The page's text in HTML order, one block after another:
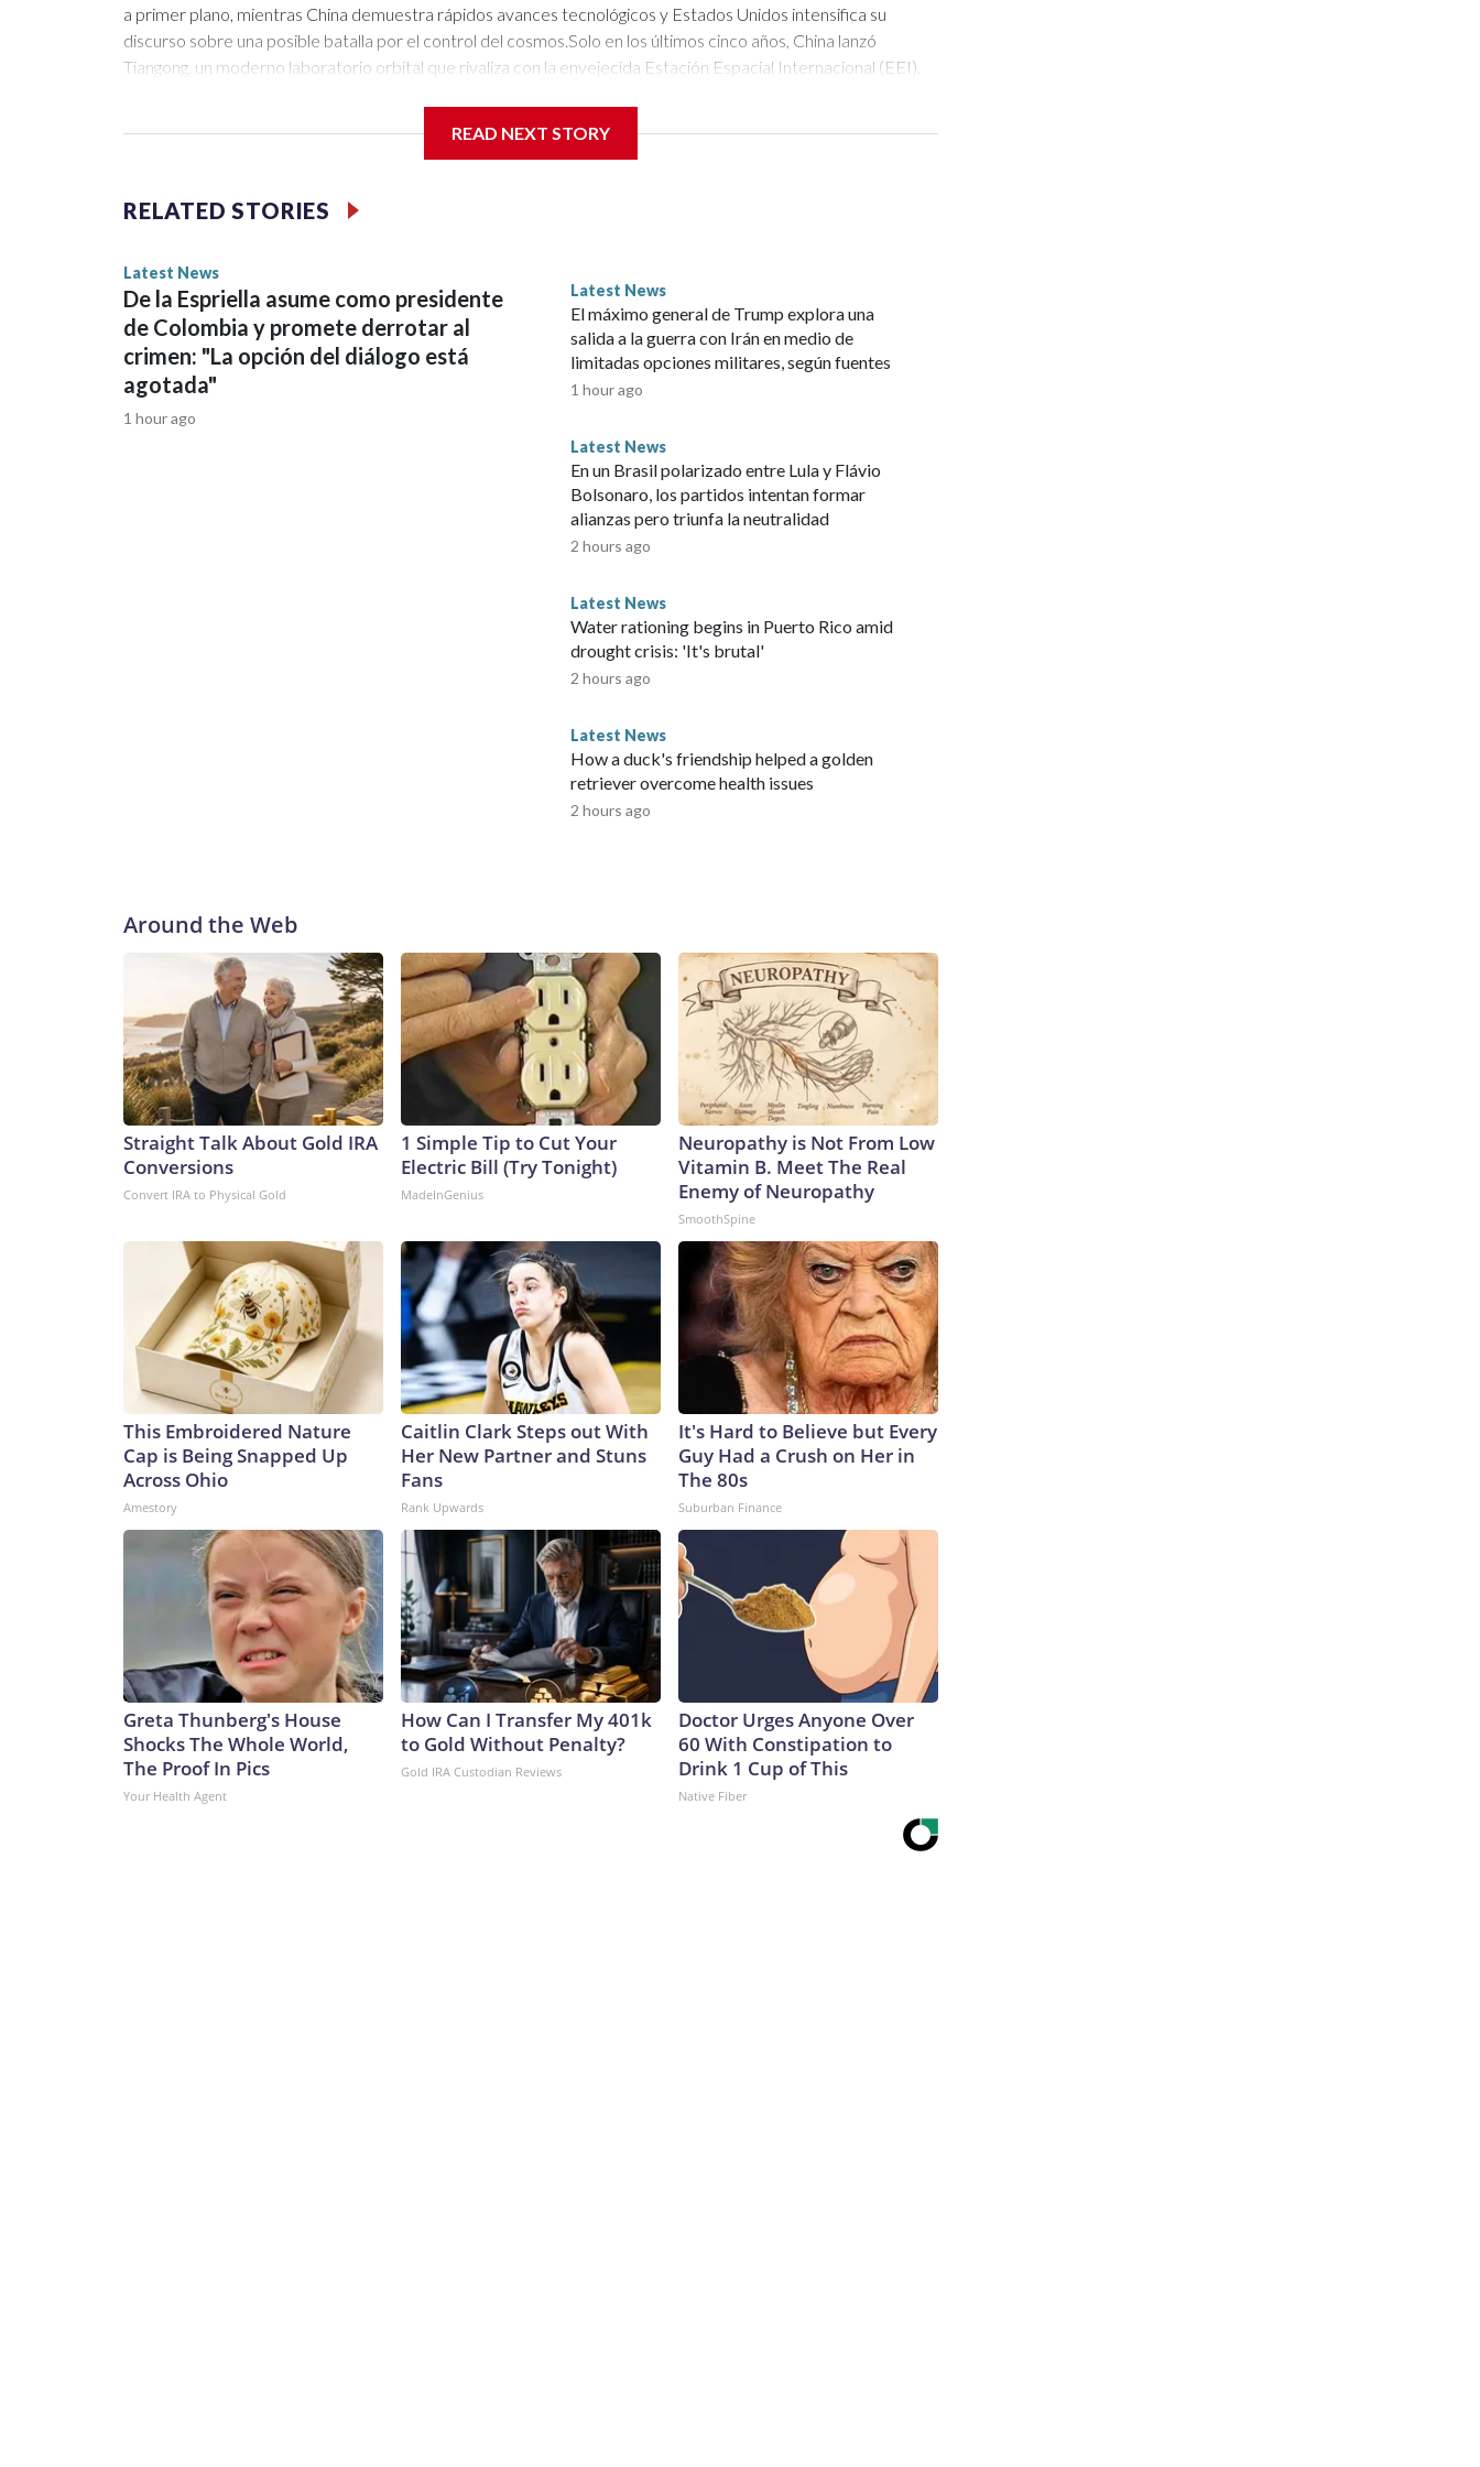
READ NEXT STORY
RELATED STORIES
Latest News
De la Espriella asume como presidente
de Colombia y promete derrotar al
crimen: "La opción del diálogo está
agotada"
1 hour ago
Latest News
El máximo general de Trump explora una
salida a la guerra con Irán en medio de
limitadas opciones militares, según fuentes
1 hour ago
Latest News
En un Brasil polarizado entre Lula y Flávio
Bolsonaro, los partidos intentan formar
alianzas pero triunfa la neutralidad
2 hours ago
Latest News
Water rationing begins in Puerto Rico amid
drought crisis: 'It's brutal'
2 hours ago
Latest News
How a duck's friendship helped a golden
retriever overcome health issues
2 hours ago
Around the Web
Straight Talk About Gold IRA
Conversions
Convert IRA to Physical Gold
1 Simple Tip to Cut Your
Electric Bill (Try Tonight)
MadeInGenius
Neuropathy is Not From Low
Vitamin B. Meet The Real
Enemy of Neuropathy
SmoothSpine
This Embroidered Nature
Cap is Being Snapped Up
Across Ohio
Amestory
Caitlin Clark Steps out With
Her New Partner and Stuns
Fans
Rank Upwards
It's Hard to Believe but Every
Guy Had a Crush on Her in
The 80s
Suburban Finance
Greta Thunberg's House
Shocks The Whole World,
The Proof In Pics
Your Health Agent
How Can I Transfer My 401k
to Gold Without Penalty?
Gold IRA Custodian Reviews
Doctor Urges Anyone Over
60 With Constipation to
Drink 1 Cup of This
Native Fiber